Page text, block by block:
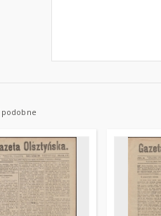
podobne